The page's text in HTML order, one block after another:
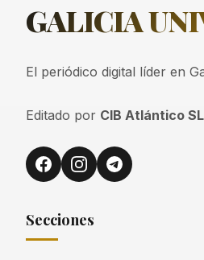
GALICIA
El periódico digital líder en
Editado por CIB Atlántico SL
Secciones